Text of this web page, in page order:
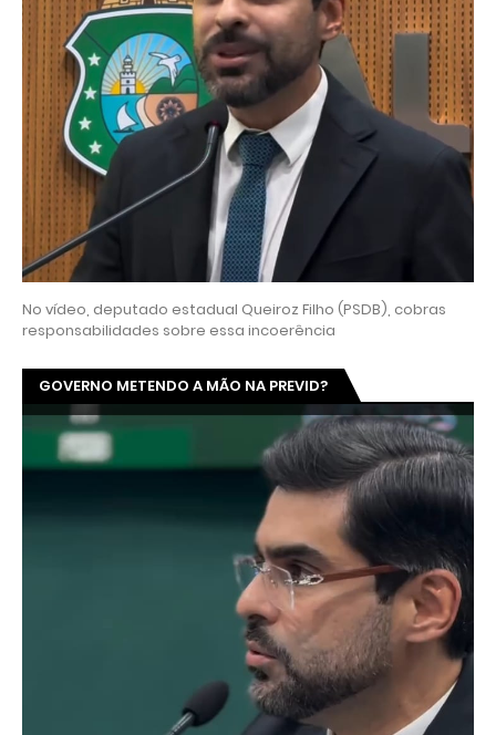
No vídeo, deputado estadual Queiroz Filho (PSDB), cobras
responsabilidades sobre essa incoerência
GOVERNO METENDO A MÃO NA PREVID?